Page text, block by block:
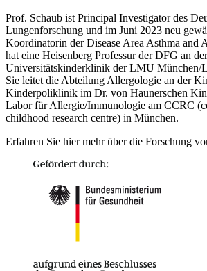
Prof. Schaub ist Principal Investigator des
Lungenforschung und im Juni 2023 neu
Koordinatorin der Disease Area Asthma and
hat eine Heisenberg Professur der DFG an der
Universitätskinderklinik der LMU
Sie leitet die Abteilung Allergologie an der
Kinderpoliklinik im Dr. von Haunerschen
Labor für Allergie/Immunologie am CCRC
childhood research centre) in München.
Erfahren Sie hier mehr über die Forschung